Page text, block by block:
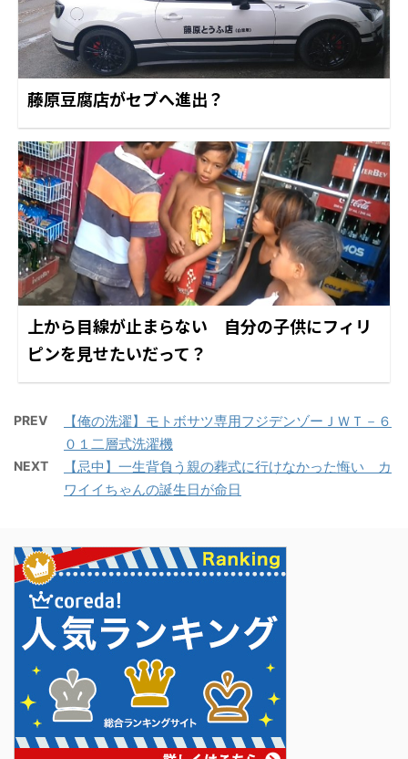
藤原豆腐店がセブへ進出？
上から目線が止まらない 自分の子供にフィリ
ピンを見せたいだって？
PREV
【俺の洗濯】モトボサツ専用フジデンゾーＪＷＴ－６
０１二層式洗濯機
NEXT
【忌中】一生背負う親の葬式に行けなかった悔い カ
ワイイちゃんの誕生日が命日